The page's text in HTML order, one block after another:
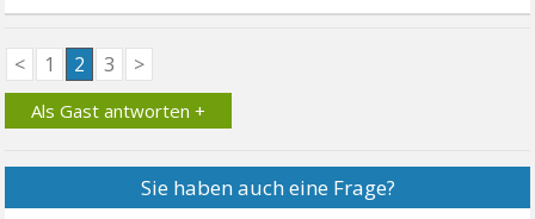
< 1 2 3 >
Als Gast antworten +
Sie haben auch eine Frage?